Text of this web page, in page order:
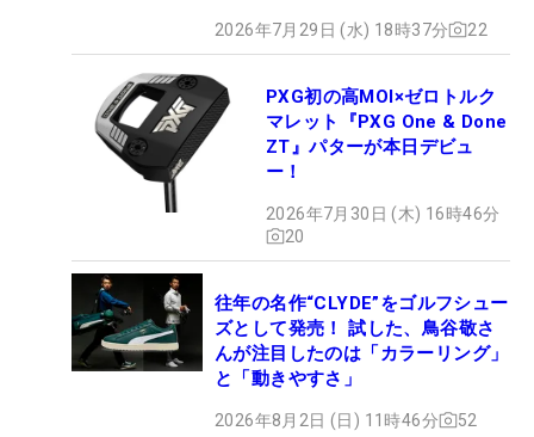
2026年7月29日 (水) 18時37分 22
PXG初の高MOI×ゼロトルク
マレット『PXG One & Done
ZT』パターが本日デビュ
ー！
2026年7月30日 (木) 16時46分
20
往年の名作“CLYDE”をゴルフシュー
ズとして発売！ 試した、鳥谷敬さ
んが注目したのは「カラーリング」
と「動きやすさ」
2026年8月2日 (日) 11時46分 52